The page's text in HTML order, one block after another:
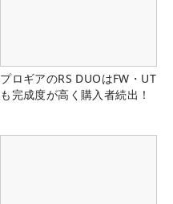
プロギアのRS DUOはFW・UT
も完成度が高く購入者続出！